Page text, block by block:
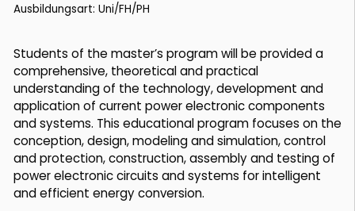
Ausbildungsart: Uni/FH/PH
Students of the master’s program will be provided a
comprehensive, theoretical and practical
understanding of the technology, development and
application of current power electronic components
and systems. This educational program focuses on the
conception, design, modeling and simulation, control
and protection, construction, assembly and testing of
power electronic circuits and systems for intelligent
and efficient energy conversion.